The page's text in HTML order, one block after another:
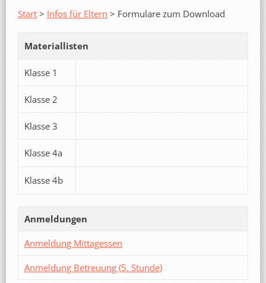
Start > Infos für Eltern > Formulare zum Download
Materiallisten
Klasse 1
Klasse 2
Klasse 3
Klasse 4a
Klasse 4b
Anmeldungen
Anmeldung Mittagessen
Anmeldung Betreuung (5. Stunde)